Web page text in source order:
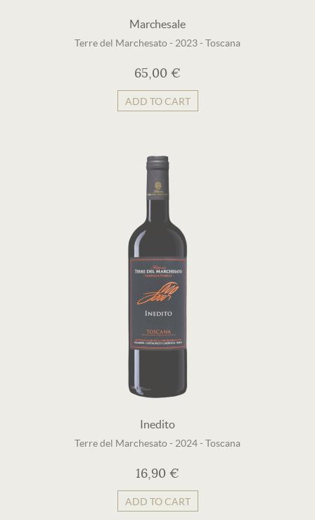
Marchesale
Terre del Marchesato- 2023- Toscana
65,00 €
ADD TO CART
Inedito
Terre del Marchesato- 2024- Toscana
16,90 €
ADD TO CART